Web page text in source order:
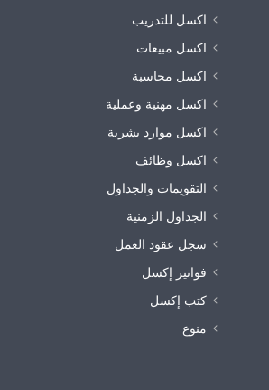
اكسل للتدريب
اكسل مبيعات
اكسل محاسبة
اكسل مهنية وعملية
اكسل موارد بشرية
اكسل وظائف
التقويمات والجداول
الجداول الزمنية
سجل عقود العمل
فواتير إكسل
كتب إكسل
منوع